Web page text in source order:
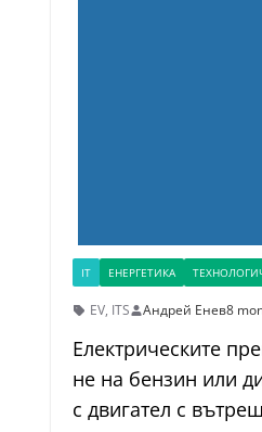
IT ЕНЕРГЕТИКА
EV, ITS Андрей Енев8
Електрическите
не на бензин или
с двигател с